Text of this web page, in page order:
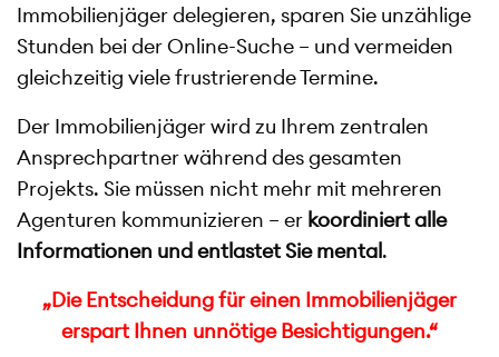
Immobilienjäger delegieren, sparen Sie unzählige
Stunden bei der Online-Suche – und vermeiden
gleichzeitig viele frustrierende Termine.
Der Immobilienjäger wird zu Ihrem zentralen
Ansprechpartner während des gesamten
Projekts. Sie müssen nicht mehr mit mehreren
Agenturen kommunizieren – er koordiniert alle
Informationen und entlastet Sie mental.
„Die Entscheidung für einen Immobilienjäger
erspart Ihnen unnötige Besichtigungen.“